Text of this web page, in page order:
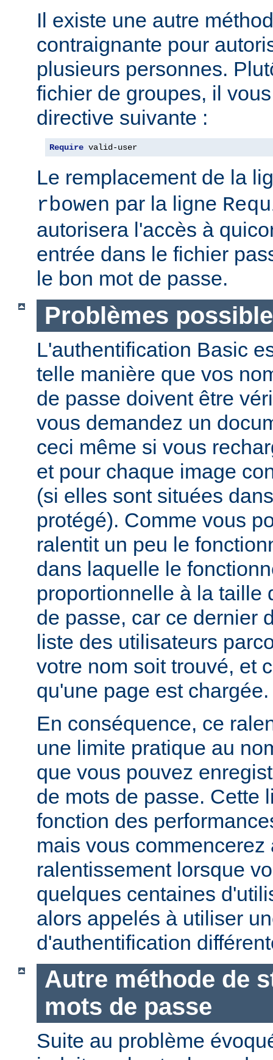
Il existe une autre
contraignante pour
plusieurs personnes.
fichier de groupes, il
directive suivante :
Require valid-user
Le remplacement de la
rbowen par la ligne
autorisera l'accès à
entrée dans le fichier
le bon mot de passe.
Problèmes
L'authentification Basic
telle manière que vos
de passe doivent être
vous demandez un
ceci même si vous
et pour chaque image
(si elles sont situées
protégé). Comme vous
ralentit un peu le
dans laquelle le
proportionnelle à la taille
de passe, car ce dernier
liste des utilisateurs
votre nom soit trouvé, et
qu'une page est chargée.
En conséquence, ce
une limite pratique au
que vous pouvez
de mots de passe. Cette
fonction des
mais vous commencerez
ralentissement lorsque
quelques centaines
alors appelés à utiliser
d'authentification
Autre méthode de
mots de passe
Suite au problème